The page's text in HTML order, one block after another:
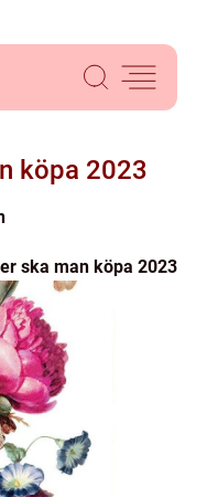
köpa 2023
ska man köpa 2023